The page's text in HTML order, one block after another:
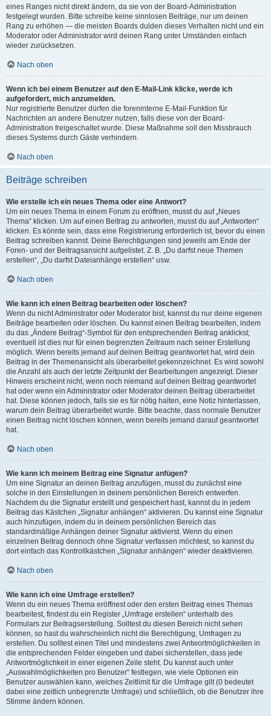
eines Ranges nicht direkt ändern, da sie von der Board-Administration
festgelegt wurden. Bitte schreibe keine sinnlosen Beiträge, nur um deinen
Rang zu erhöhen — die meisten Boards dulden dieses Verhalten nicht und ein
Moderator oder Administrator wird deinen Rang unter Umständen einfach
wieder zurücksetzen.
Nach oben
Wenn ich bei einem Benutzer auf den E-Mail-Link klicke, werde ich
aufgefordert, mich anzumelden.
Nur registrierte Benutzer dürfen die foreninterne E-Mail-Funktion für
Nachrichten an andere Benutzer nutzen, falls diese von der Board-
Administration freigeschaltet wurde. Diese Maßnahme soll den Missbrauch
dieses Systems durch Gäste verhindern.
Nach oben
Beiträge schreiben
Wie erstelle ich ein neues Thema oder eine Antwort?
Um ein neues Thema in einem Forum zu eröffnen, musst du auf „Neues
Thema“ klicken. Um auf einen Beitrag zu antworten, musst du auf „Antworten“
klicken. Es könnte sein, dass eine Registrierung erforderlich ist, bevor du einen
Beitrag schreiben kannst. Deine Berechtigungen sind jeweils am Ende der
Foren- und der Beitragsansicht aufgelistet. Z. B. „Du darfst neue Themen
erstellen“, „Du darfst Dateianhänge erstellen“ usw.
Nach oben
Wie kann ich einen Beitrag bearbeiten oder löschen?
Wenn du nicht Administrator oder Moderator bist, kannst du nur deine eigenen
Beiträge bearbeiten oder löschen. Du kannst einen Beitrag bearbeiten, indem
du das „Ändere Beitrag“-Symbol für den entsprechenden Beitrag anklickst;
eventuell ist dies nur für einen begrenzten Zeitraum nach seiner Erstellung
möglich. Wenn bereits jemand auf deinen Beitrag geantwortet hat, wird dein
Beitrag in der Themenansicht als überarbeitet gekennzeichnet. Es wird sowohl
die Anzahl als auch der letzte Zeitpunkt der Bearbeitungen angezeigt. Dieser
Hinweis erscheint nicht, wenn noch niemand auf deinen Beitrag geantwortet
hat oder wenn ein Administrator oder Moderator deinen Beitrag überarbeitet
hat. Diese können jedoch, falls sie es für nötig halten, eine Notiz hinterlassen,
warum dein Beitrag überarbeitet wurde. Bitte beachte, dass normale Benutzer
einen Beitrag nicht löschen können, wenn bereits jemand darauf geantwortet
hat.
Nach oben
Wie kann ich meinem Beitrag eine Signatur anfügen?
Um eine Signatur an deinen Beitrag anzufügen, musst du zunächst eine
solche in den Einstellungen in deinem persönlichen Bereich entwerfen.
Nachdem du die Signatur erstellt und gespeichert hast, kannst du in jedem
Beitrag das Kästchen „Signatur anhängen“ aktivieren. Du kannst eine Signatur
auch hinzufügen, indem du in deinem persönlichen Bereich das
standardmäßige Anhängen deiner Signatur aktivierst. Wenn du einen
einzelnen Beitrag dennoch ohne Signatur verfassen möchtest, so kannst du
dort einfach das Kontrollkästchen „Signatur anhängen“ wieder deaktivieren.
Nach oben
Wie kann ich eine Umfrage erstellen?
Wenn du ein neues Thema eröffnest oder den ersten Beitrag eines Themas
bearbeitest, findest du ein Register „Umfrage erstellen“ unterhalb des
Formulars zur Beitragserstellung. Solltest du diesen Bereich nicht sehen
können, so hast du wahrscheinlich nicht die Berechtigung, Umfragen zu
erstellen. Du solltest einen Titel und mindestens zwei Antwortmöglichkeiten in
die entsprechenden Felder eingeben und dabei sicherstellen, dass jede
Antwortmöglichkeit in einer eigenen Zeile steht. Du kannst auch unter
„Auswahlmöglichkeiten pro Benutzer“ festlegen, wie viele Optionen ein
Benutzer auswählen kann, welches Zeitlimit für die Umfrage gilt (0 bedeutet
dabei eine zeitlich unbegrenzte Umfrage) und schließlich, ob die Benutzer ihre
Stimme ändern können.